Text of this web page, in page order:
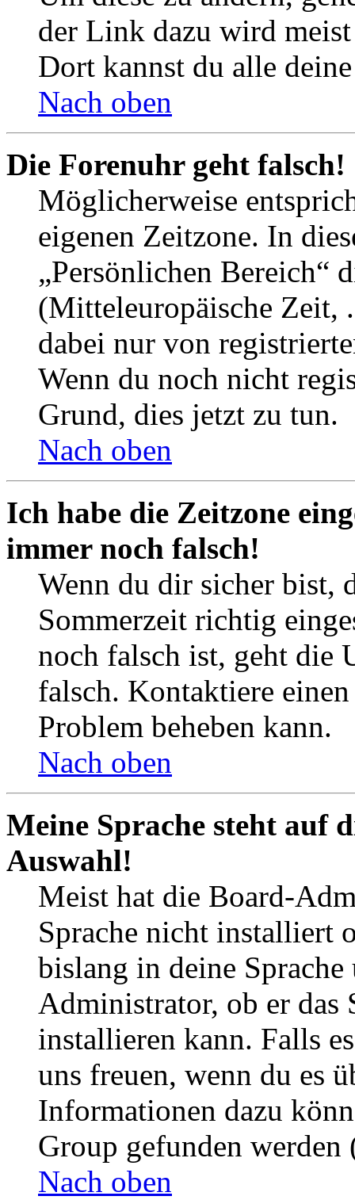
der Link dazu wird
Dort kannst du alle
Nach oben
Die Forenuhr geht falsch!
Möglicherweise
eigenen Zeitzone. In
„Persönlichen Bereich“
(Mitteleuropäische Zeit,
dabei nur von
Wenn du noch nicht
Grund, dies jetzt zu tun.
Nach oben
Ich habe die Zeitzone
immer noch falsch!
Wenn du dir sicher bist,
Sommerzeit richtig
noch falsch ist, geht die
falsch. Kontaktiere
Problem beheben kann.
Nach oben
Meine Sprache steht auf
Auswahl!
Meist hat die Board-
Sprache nicht installiert
bislang in deine
Administrator, ob er das
installieren kann. Falls
uns freuen, wenn du es
Informationen dazu
Group gefunden
Nach oben